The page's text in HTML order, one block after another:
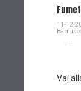
11-12-
Vai